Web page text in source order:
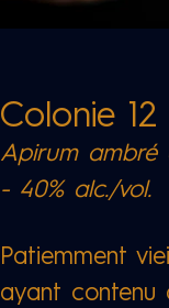
Colonie
Apirum ambré
- 40% alc./vol.
Patiemment
ayant contenu